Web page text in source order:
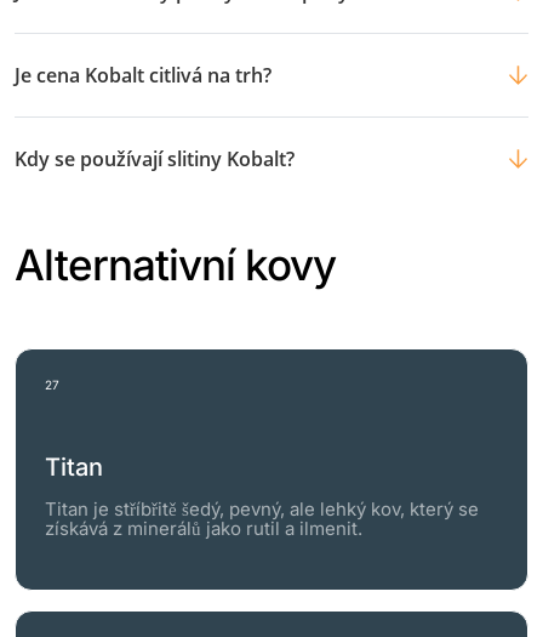
Je cena Kobalt citlivá na trh?
Kdy se používají slitiny Kobalt?
Alternativní kovy
27
Titan
Titan je stříbřitě šedý, pevný, ale lehký kov, který se
získává z minerálů jako rutil a ilmenit.